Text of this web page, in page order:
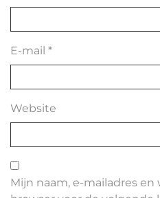
E-mail *
Website
Mijn naam, e-mailadres